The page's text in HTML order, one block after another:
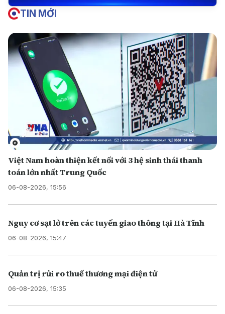
TIN MỚI
Việt Nam hoàn thiện kết nối với 3 hệ sinh thái thanh
toán lớn nhất Trung Quốc
06-08-2026, 15:56
Nguy cơ sạt lở trên các tuyến giao thông tại Hà Tĩnh
06-08-2026, 15:47
Quản trị rủi ro thuế thương mại điện tử
06-08-2026, 15:35